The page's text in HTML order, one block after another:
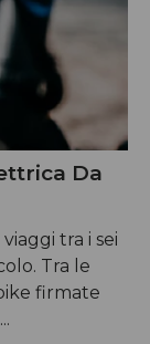
Da
tra i sei
Tra le
firmate